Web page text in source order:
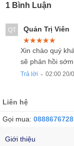
1 Bình Luận
QT Quản Trị Viên
★★★★★
★★★★★
★★★★★
Xin chào quý
sẽ phản hồi sớm
Trả lời ● 02:00 20/
Liên hệ
Gọi mua: 0888676728
Giới thiệu